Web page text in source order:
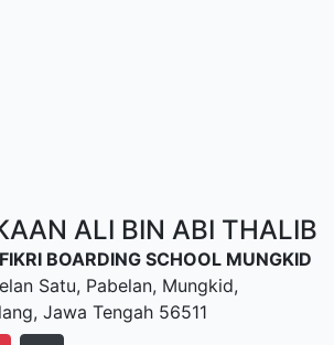
ALI BIN ABI THALIB
BOARDING SCHOOL MUNGKID
Satu, Pabelan, Mungkid,
Jawa Tengah 56511